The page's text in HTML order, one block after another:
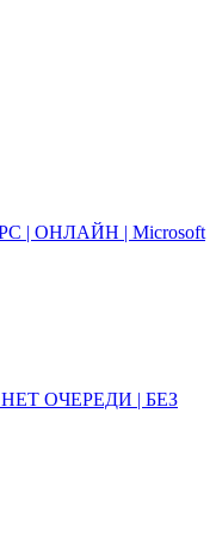
PC | ОНЛАЙН | Microsoft
НЕТ ОЧЕРЕДИ | БЕЗ